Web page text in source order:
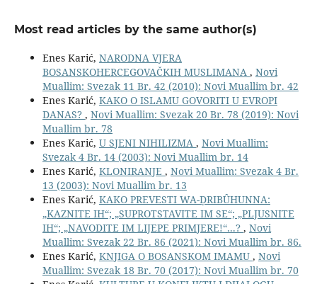
Most read articles by the same author(s)
Enes Karić, NARODNA VJERA
BOSANSKOHERCEGOVAČKIH MUSLIMANA , Novi
Muallim: Svezak 11 Br. 42 (2010): Novi Muallim br. 42
Enes Karić, KAKO O ISLAMU GOVORITI U EVROPI
DANAS? , Novi Muallim: Svezak 20 Br. 78 (2019): Novi
Muallim br. 78
Enes Karić, U SJENI NIHILIZMA , Novi Muallim:
Svezak 4 Br. 14 (2003): Novi Muallim br. 14
Enes Karić, KLONIRANJE , Novi Muallim: Svezak 4 Br.
13 (2003): Novi Muallim br. 13
Enes Karić, KAKO PREVESTI WA-ḌRIBȖHUNNA:
„KAZNITE IH“; „SUPROTSTAVITE IM SE“; „PLJUSNITE
IH“; „NAVODITE IM LIJEPE PRIMJERE!“...? , Novi
Muallim: Svezak 22 Br. 86 (2021): Novi Muallim br. 86.
Enes Karić, KNJIGA O BOSANSKOM IMAMU , Novi
Muallim: Svezak 18 Br. 70 (2017): Novi Muallim br. 70